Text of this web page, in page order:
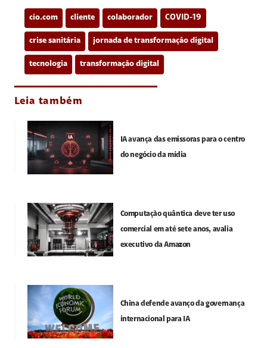
cio.com cliente colaborador COVID-19
crise sanitária jornada de transformação digital
tecnologia transformação digital
Leia também
IA avança das emissoras para o centro
do negócio da mídia
Computação quântica deve ter uso
comercial em até sete anos, avalia
executivo da Amazon
China defende avanço da governança
internacional para IA